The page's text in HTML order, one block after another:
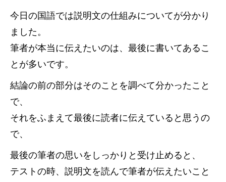
今日の国語では説明文の仕組みについてが分かり
ました。
筆者が本当に伝えたいのは、最後に書いてあるこ
とが多いです。
結論の前の部分はそのことを調べて分かったこと
で、
それをふまえて最後に読者に伝えていると思うの
で、
最後の筆者の思いをしっかりと受け止めると、
テストの時、説明文を読んで筆者が伝えたいこと